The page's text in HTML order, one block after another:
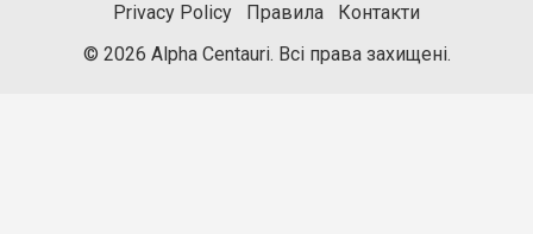
Privacy Policy Правила
Контакти
© 2026 Alpha Centauri. Всі права захищені.